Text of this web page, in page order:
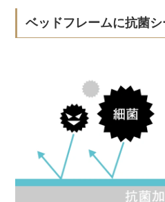
ベッドフレームに抗菌シ